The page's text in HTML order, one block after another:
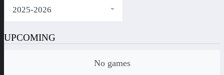
UPCOMING
No games